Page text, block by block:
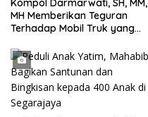
Kompol Darmarwati, SH, MM,
MH Memberikan Teguran
Terhadap Mobil Truk yang
Tanggerang Kota